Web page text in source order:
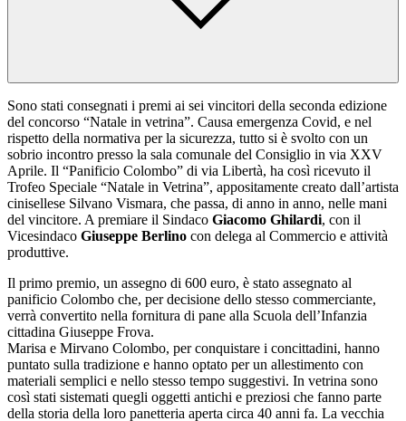
Sono stati consegnati i premi ai sei vincitori della seconda edizione
del concorso “Natale in vetrina”. Causa emergenza Covid, e nel
rispetto della normativa per la sicurezza, tutto si è svolto con un
sobrio incontro presso la sala comunale del Consiglio in via XXV
Aprile. Il “Panificio Colombo” di via Libertà, ha così ricevuto il
Trofeo Speciale “Natale in Vetrina”, appositamente creato dall’artista
cinisellese Silvano Vismara, che passa, di anno in anno, nelle mani
del vincitore. A premiare il Sindaco Giacomo Ghilardi, con il
Vicesindaco Giuseppe Berlino con delega al Commercio e attività
produttive.
Il primo premio, un assegno di 600 euro, è stato assegnato al
panificio Colombo che, per decisione dello stesso commerciante,
verrà convertito nella fornitura di pane alla Scuola dell’Infanzia
cittadina Giuseppe Frova.
Marisa e Mirvano Colombo, per conquistare i concittadini, hanno
puntato sulla tradizione e hanno optato per un allestimento con
materiali semplici e nello stesso tempo suggestivi. In vetrina sono
così stati sistemati quegli oggetti antichi e preziosi che fanno parte
della storia della loro panetteria aperta circa 40 anni fa. La vecchia